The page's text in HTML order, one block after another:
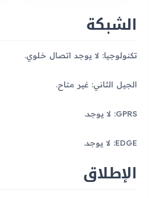
الشبكة
تكنولوجيا: لا يوجد اتصال خلوي.
الجيل الثاني: غير متاح.
GPRS: لا يوجد.
EDGE: لا يوجد.
الإطلاق